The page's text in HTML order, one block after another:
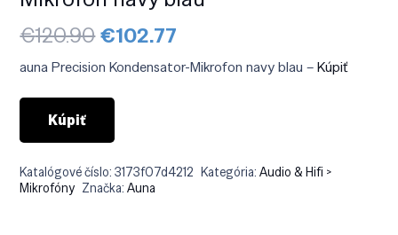
€120.90Pôvodná
cena
bola:
€102.77
je:
auna Precision Kondensator-Mikrofon navy blau –Kúpiť
Kúpiť
Katalógové číslo:3173f07d4212 Kategória:Audio & Hifi >
Mikrofóny Značka:Auna